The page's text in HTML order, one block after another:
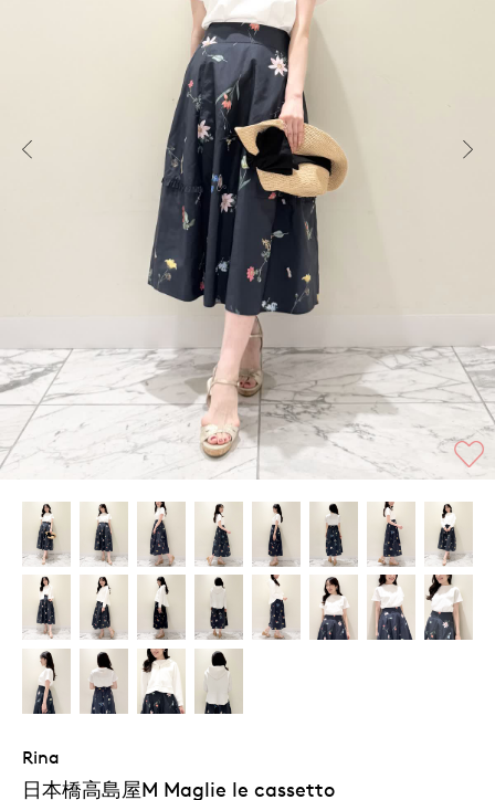
Rina
日本橋高島屋M Maglie le cassetto